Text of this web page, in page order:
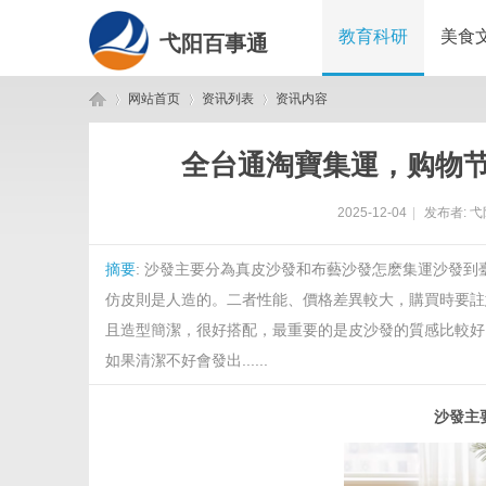
弋阳百事通 教育科研 美食
网站首页 资讯列表 资讯内容
全台通淘寶集運，购物
2025-12-04 发布者: 弋
摘要: 沙發主要分為真皮沙發和布藝沙發怎麽集運沙發
仿皮則是人造的。二者性能、價格差異較大，購買時要
且造型簡潔，很好搭配，最重要的是皮沙發的質感比較
如果清潔不好會發出......
沙發主